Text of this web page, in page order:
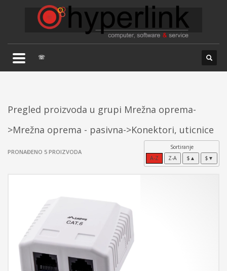
TELEFONSKA PODRŠKA
035/707-263
Pon-Pet 08:00 - 16:00
Sub 8:00-14:00
☏
Pregled proizvoda u grupi Mrežna oprema-
>Mrežna oprema - pasivna->Konektori, uticnice
PRONAĐENO 5 PROIZVODA
Sortiranje
A-Z
Z-A $▲ $▼